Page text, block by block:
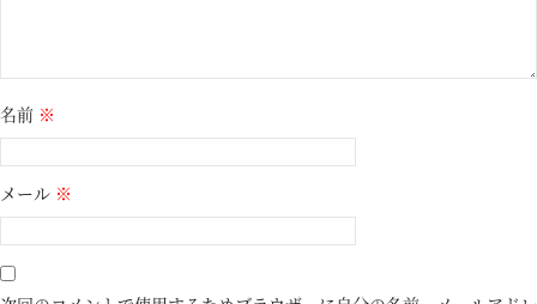
名前 ※
メール ※